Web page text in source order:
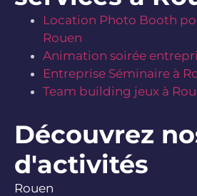
Location Photo Booth
Rouen
Animation soirée
Entreprise Séminaire à
Team building jeux à
Découvrez
d'activités
Rouen